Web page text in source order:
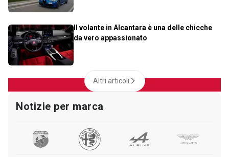
Il volante in Alcantara è una delle chicche
da vero appassionato
Altri articoli
Notizie per marca